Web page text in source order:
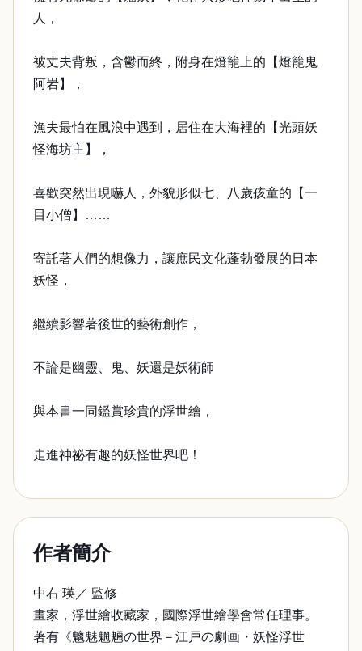
人，
被丈夫背叛，含鬱而終，附身在燈籠上的【燈籠鬼
阿岩】，
漁夫最怕在風浪中遇到，居住在大海裡的【光頭妖
怪海坊主】，
喜歡突然出現嚇人，外貌形似七、八歲孩童的【一
目小僧】……
寄託著人們的想像力，讓庶民文化蓬勃發展的日本
妖怪，
繼續影響著後世的藝術創作，
不論是幽靈、鬼、妖還是妖術師
與本書一同鑑賞珍貴的浮世繪，
走進神祕有趣的妖怪世界吧！
作者簡介
中右 瑛／ 監修
畫家，浮世繪收藏家，國際浮世繪學會常任理事。
著有《魑魅魍魎の世界－江戸の劇画・妖怪浮世